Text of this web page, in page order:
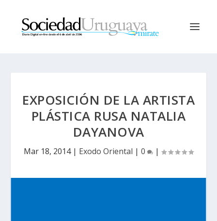
EXPOSICIÓN DE LA ARTISTA
PLÁSTICA RUSA NATALIA
DAYANOVA
Mar 18, 2014| Exodo Oriental | 0 |